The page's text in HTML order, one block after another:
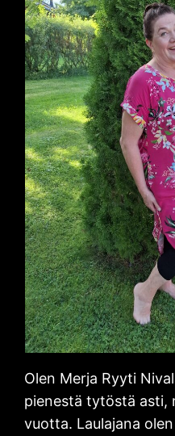
Olen Merja Ryyti
pienestä tytöstä asti,
vuotta. Laulajana